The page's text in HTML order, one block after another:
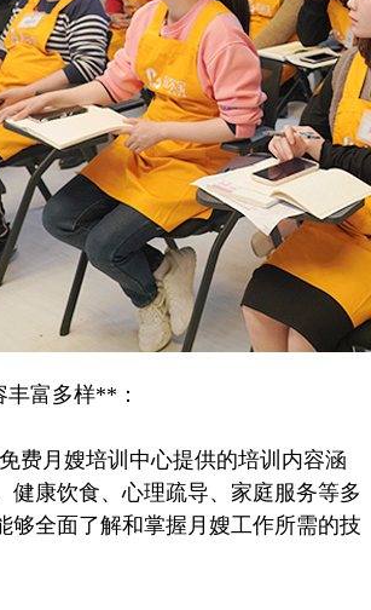
富多样**：
月嫂培训中心提供的培训内容涵
健康饮食、心理疏导、家庭服务等多
够全面了解和掌握月嫂工作所需的技